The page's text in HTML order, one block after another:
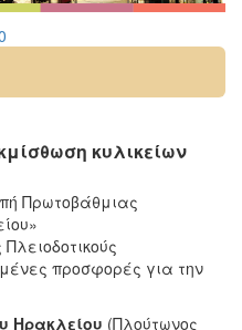
κυλικείων
Πρωτοβάθμιας
προσφορές για την
Ηρακλείου (Πλούτωνος